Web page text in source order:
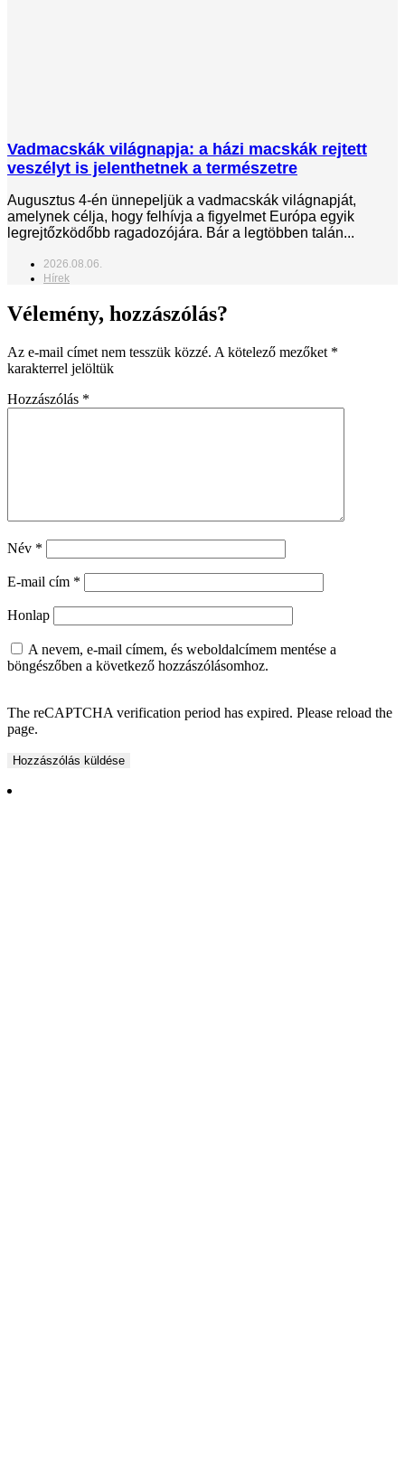
Vadmacskák világnapja: a házi macskák rejtett
veszélyt is jelenthetnek a természetre
Augusztus 4-én ünnepeljük a vadmacskák világnapját,
amelynek célja, hogy felhívja a figyelmet Európa egyik
legrejtőzködőbb ragadozójára. Bár a legtöbben talán...
2026.08.06.
Hírek
Vélemény, hozzászólás?
Az e-mail címet nem tesszük közzé. A kötelező mezőket *
karakterrel jelöltük
Hozzászólás *
Név *
E-mail cím *
Honlap
A nevem, e-mail címem, és weboldalcímem mentése a
böngészőben a következő hozzászólásomhoz.
The reCAPTCHA verification period has expired. Please reload the
page.